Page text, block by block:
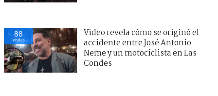
88
visitas
Video revela cómo se originó el
accidente entre José Antonio
Neme y un motociclista en Las
Condes